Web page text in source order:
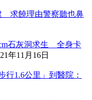
求饒理由警察聽也鼻
石灰洞求生 全身卡
年11月16日
1.6公里」到醫院：